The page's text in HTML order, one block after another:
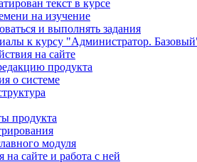
текст в курсе
на изучение
и выполнять задания
к курсу "Администратор.
на сайте
продукта
о системе
продукта
модуля
сайте и работа с ней